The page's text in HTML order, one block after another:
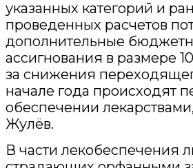
указанных категорий и
проведенных расчетов
дополнительные
ассигнования в размере
за снижения
начале года происходят
обеспечении
Жулёв.
В части лекобеспечения